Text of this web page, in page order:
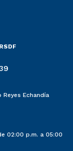
Echandía
02:00 p.m. a 05:00